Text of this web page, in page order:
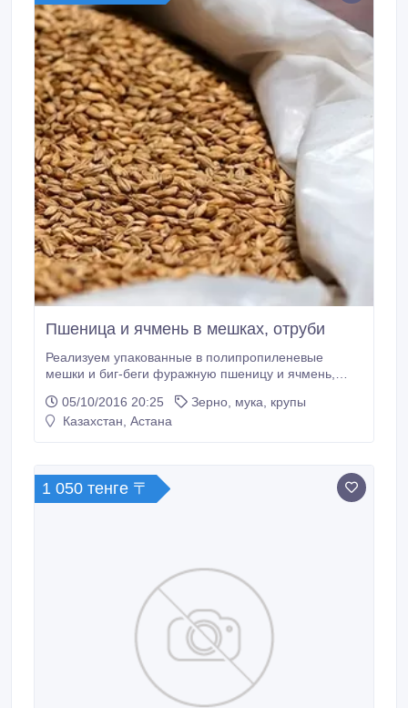
Пшеница и ячмень в мешках, отруби
Реализуем упакованные в полипропиленевые
мешки и биг-беги фуражную пшеницу и ячмень,
по 20-25 кг. Доставка жд. и автотранспортом по
областям Казахстана..
05/10/2016 20:25
Зерно, мука, крупы
Казахстан, Астана
1 050 тенге 〒